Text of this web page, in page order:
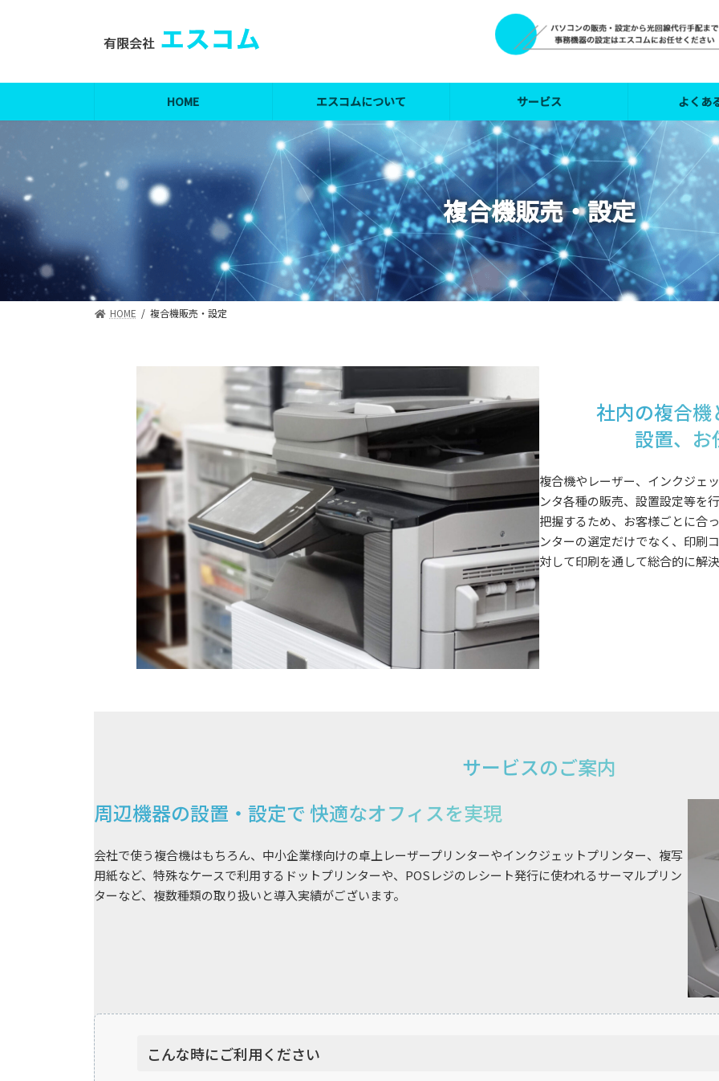
キ
に
HOME エスコムについて サービス よくあ
複合機販売・設定
HOME 複合機販売・設定
社内の複合
設置、お
複合機やレーザー、インクジェ
ンタ各種の販売、設置設定等を
把握するため、お客様ごとに合
ンターの選定だけでなく、印刷
対して印刷を通して総合的に解
サービスのご案内
周辺機器の設置・設定で 快適なオフィスを実現
会社で使う複合機はもちろん、中小企業様向けの卓上レーザープリンターやインクジェットプリンター、複写
用紙など、特殊なケースで利用するドットプリンターや、POSレジのレシート発行に使われるサーマルプリン
ターなど、複数種類の取り扱いと導入実績がございます。
こんな時にご利用ください